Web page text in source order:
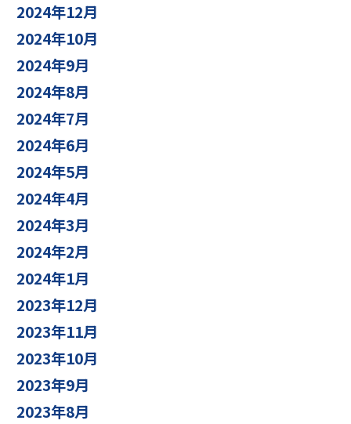
2024年12月
2024年10月
2024年9月
2024年8月
2024年7月
2024年6月
2024年5月
2024年4月
2024年3月
2024年2月
2024年1月
2023年12月
2023年11月
2023年10月
2023年9月
2023年8月